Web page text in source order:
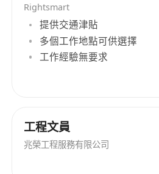
Rightsmart
提供交通津貼
多個工作地點可供選擇
工作經驗無要求
工程文員
兆榮工程服務有限公司